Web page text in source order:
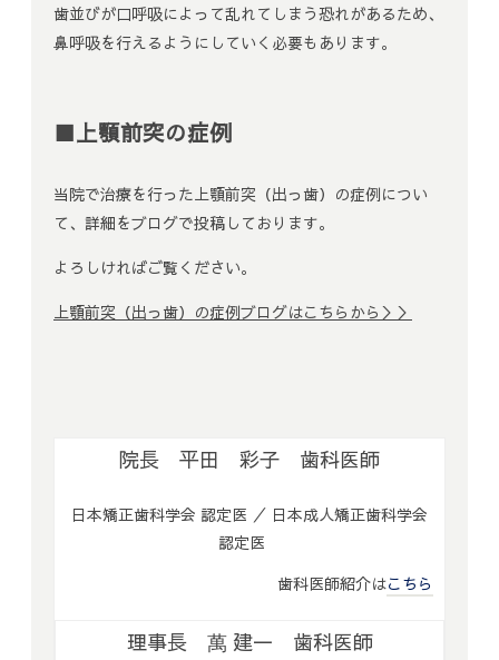
歯並びが口呼吸によって乱れてしまう恐れがあるため、
鼻呼吸を行えるようにしていく必要もあります。
■上顎前突の症例
当院で治療を行った上顎前突（出っ歯）の症例につい
て、詳細をブログで投稿しております。
よろしければご覧ください。
上顎前突（出っ歯）の症例ブログはこちらから＞＞
院長 平田 彩子 歯科医師
日本矯正歯科学会 認定医 ／ 日本成人矯正歯科学会
認定医
歯科医師紹介はこちら
理事長 萬 建一 歯科医師